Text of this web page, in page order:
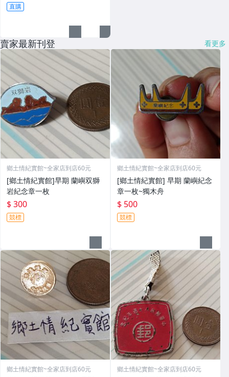
直購
賣家最新刊登 看更多
鄉土情紀實館~全家店到店60元
[鄉土情紀實館]早期 蘭嶼双獅
岩紀念章一枚
$ 300
競標
鄉土情紀實館~全家店到店60元
[鄉土情紀實館] 早期 蘭嶼紀念
章一枚~獨木舟
$ 500
競標
鄉土情紀實館~全家店到店60元 鄉土情紀實館~全家店到店60元